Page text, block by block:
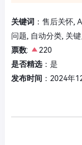
关键词 ：售后关怀,
问题, 自动分类, 关
票数:
220
是否精选：是
发布时间 ：2024年